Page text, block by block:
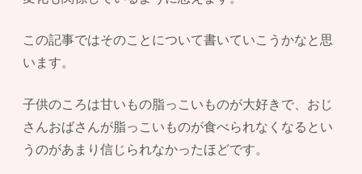
この記事ではそのことについて書いていこうかなと思
います。
子供のころは甘いもの脂っこいものが大好きで、おじ
さんおばさんが脂っこいものが食べられなくなるとい
うのがあまり信じられなかったほどです。